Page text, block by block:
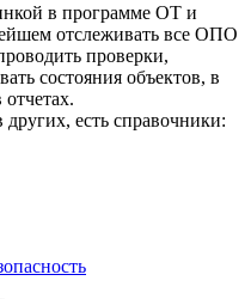
в программе ОТ и
отслеживать все ОПО
проверки,
состояния объектов, в
есть справочники: